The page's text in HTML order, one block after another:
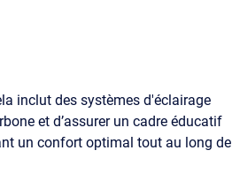
inclut des systèmes d'éclairage
et d’assurer un cadre éducatif
un confort optimal tout au long de